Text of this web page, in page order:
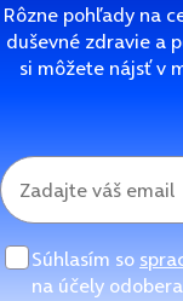
Rôzne pohľady na
duševné zdravie a
si môžete nájsť v
Súhlasím so
na účely